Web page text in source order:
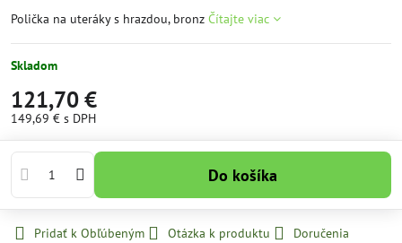
Polička na uteráky s hrazdou, bronz Čítajte viac
Skladom
121,70 €
149,69 € s DPH
Do košíka
Pridať k Obľúbeným Otázka k produktu
Doručenia